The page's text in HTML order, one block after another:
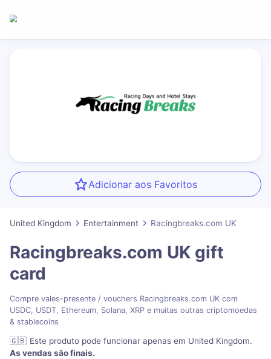
Adicionar aos Favoritos
United Kingdom Entertainment Racingbreaks.com UK
Racingbreaks.com UK gift
card
Compre vales-presente / vouchers Racingbreaks.com UK com
USDC, USDT, Ethereum, Solana, XRP e muitas outras criptomoedas
& stablecoins
🇬🇧 Este produto pode funcionar apenas em United Kingdom.
As vendas são finais.